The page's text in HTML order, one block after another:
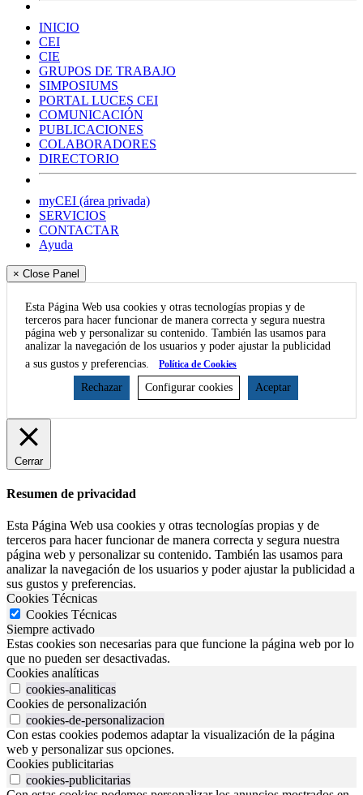
INICIO
CEI
CIE
GRUPOS DE TRABAJO
SIMPOSIUMS
PORTAL LUCES CEI
COMUNICACIÓN
PUBLICACIONES
COLABORADORES
DIRECTORIO
myCEI (área privada)
SERVICIOS
CONTACTAR
Ayuda
× Close Panel
Esta Página Web usa cookies y otras tecnologías propias y de
terceros para hacer funcionar de manera correcta y segura nuestra
página web y personalizar su contenido. También las usamos para
analizar la navegación de los usuarios y poder ajustar la publicidad
a sus gustos y preferencias.
Política de Cookies
Rechazar Configurar cookies Aceptar
Cerrar
Resumen de privacidad
Esta Página Web usa cookies y otras tecnologías propias y de
terceros para hacer funcionar de manera correcta y segura nuestra
página web y personalizar su contenido. También las usamos para
analizar la navegación de los usuarios y poder ajustar la publicidad a
sus gustos y preferencias.
Cookies Técnicas
Cookies Técnicas
Siempre activado
Estas cookies son necesarias para que funcione la página web por lo
que no pueden ser desactivadas.
Cookies analíticas
cookies-analiticas
Cookies de personalización
cookies-de-personalizacion
Con estas cookies podemos adaptar la visualización de la página
web y personalizar sus opciones.
Cookies publicitarias
cookies-publicitarias